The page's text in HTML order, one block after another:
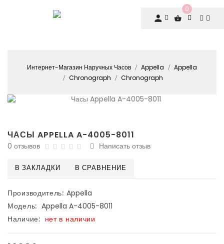
0
Интернет-Магазин Наручных Часов Appella
Appella
Chronograph
Chronograph
ЧАСЫ APPELLA A-4005-8011
0 отзывов Написать отзыв
В ЗАКЛАДКИ В СРАВНЕНИЕ
Производитель: Appella
Модель: Appella A-4005-8011
Наличие: нет в наличии